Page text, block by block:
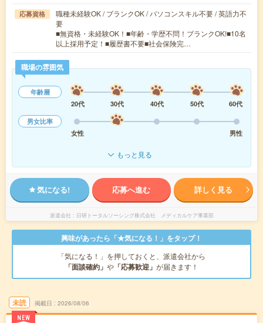
応募資格
職種未経験OK / ブランクOK / パソコンスキル不要 / 英語力不
要
■無資格・未経験OK！■年齢・学歴不問！ブランクOK!■10名
以上採用予定！■履歴書不要■社会保険完…
職場の雰囲気
年齢層
20代
30代 40代 50代
60代
男女比率
女性
男性
もっと見る
気になる! 応募へ進む 詳しく見る
派遣会社 日研トータルソーシング株式会社 メディカルケア事業部
興味があったら「★気になる！」をタップ！
「気になる！」を押しておくと、派遣会社から
「面談確約」 や 「応募歓迎」 が届きます！
未読
NEW
掲載日 2026/08/06